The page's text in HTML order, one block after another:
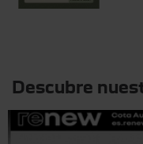
Descubre